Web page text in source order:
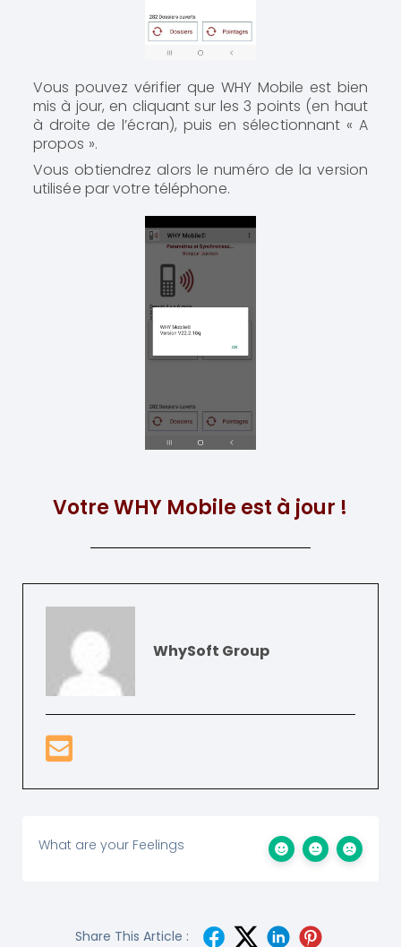
Vous pouvez vérifier que WHY Mobile est bien
mis à jour, en cliquant sur les 3 points (en haut
à droite de l’écran), puis en sélectionnant « A
propos ».
Vous obtiendrez alors le numéro de la version
utilisée par votre téléphone.
Votre WHY Mobile est à jour !
WhySoft Group
What are your Feelings
Share This Article :